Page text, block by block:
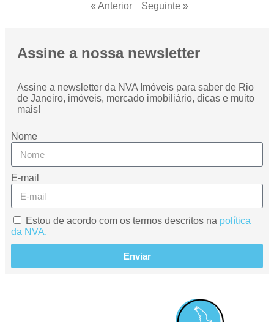
« Anterior Seguinte »
Assine a nossa newsletter
Assine a newsletter da NVA Imóveis para saber de Rio
de Janeiro, imóveis, mercado imobiliário, dicas e muito
mais!
Nome
E-mail
Estou de acordo com os termos descritos na política
da NVA.
Enviar